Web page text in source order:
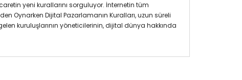
yeni kurallarını sorguluyor. İnternetin tüm
Oynarken Dijital Pazarlamanın Kuralları, uzun süreli
kuruluşlarının yöneticilerinin, dijital dünya hakkında